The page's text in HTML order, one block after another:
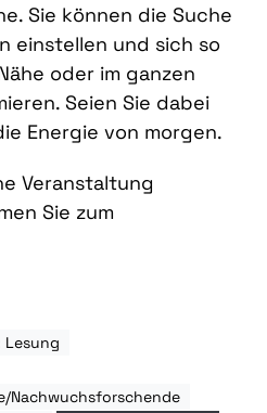
Sie können die Suche
einstellen und sich so
oder im ganzen
Seien Sie dabei
Energie von morgen.
Veranstaltung
Sie zum
Lesung
Nachwuchsforschende